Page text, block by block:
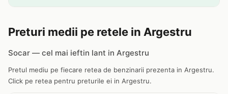
Preturi medii pe retele in Argestru
Socar — cel mai ieftin lant in Argestru
Pretul mediu pe fiecare retea de benzinarii prezenta in Argestru.
Click pe retea pentru preturile ei in Argestru.